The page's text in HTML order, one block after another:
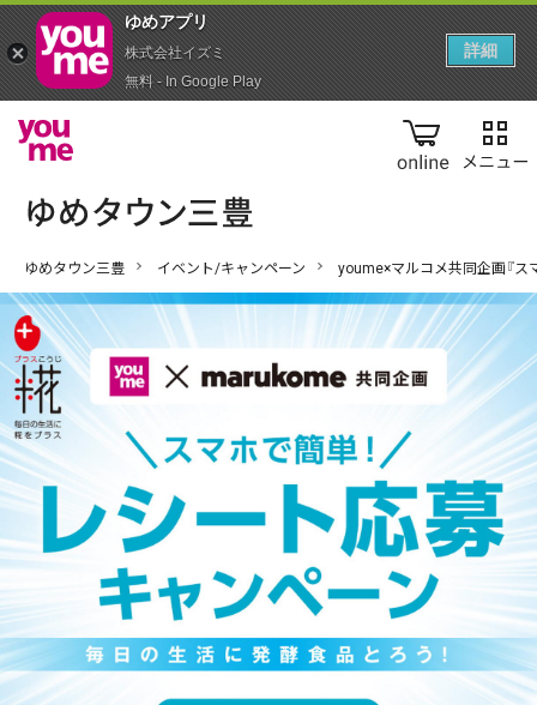
online
ゆめタウン三豊 イベント/キャンペーン youme×マルコメ共同企画『ス
ゆめアプ‪リ‬
株式会社イズミ
無料 - In Google Play
詳細